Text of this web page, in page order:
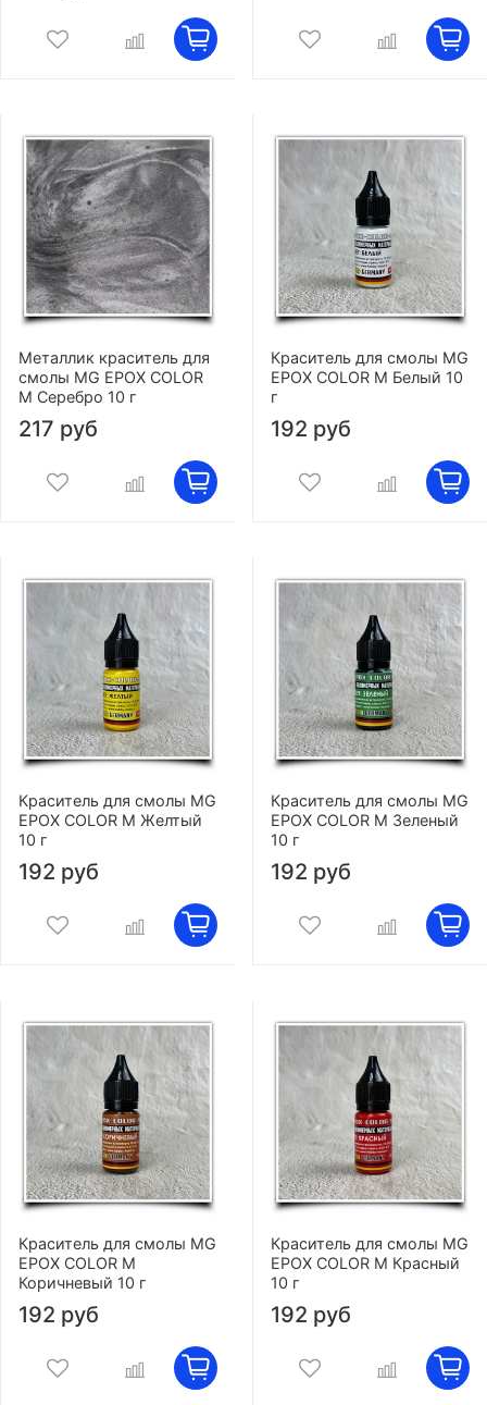
Металлик краситель для
смолы MG EPOX COLOR
M Серебро 10 г
217 руб
Краситель для смолы MG
EPOX COLOR M Белый 10
г
192 руб
Краситель для смолы MG
EPOX COLOR M Желтый
10 г
192 руб
Краситель для смолы MG
EPOX COLOR M Зеленый
10 г
192 руб
Краситель для смолы MG
EPOX COLOR M
Коричневый 10 г
192 руб
Краситель для смолы MG
EPOX COLOR M Красный
10 г
192 руб